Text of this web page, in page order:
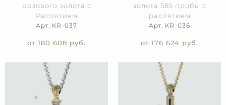
розового золота с
Распятием
Арт. KR-037
от 180 608 руб.
золота 585 пробы с
распятием
Арт. KR-036
от 176 624 руб.